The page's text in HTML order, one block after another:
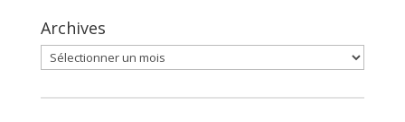
Archives
Archives